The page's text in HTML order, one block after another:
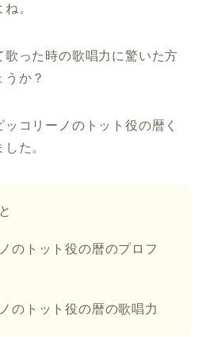
。
った時の歌唱力に驚いた方
か？
コリーノのトット役の暦く
た。
のトット役の暦のプロフ
のトット役の暦の歌唱力